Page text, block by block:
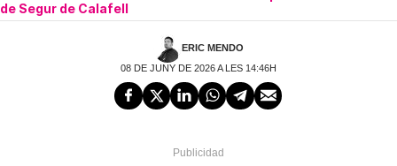
de Segur de Calafell
ERIC MENDO
08 DE JUNY DE 2026 A LES 14:46H